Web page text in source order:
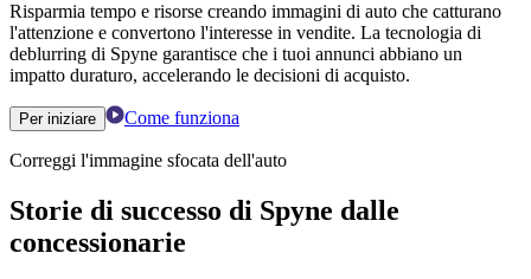
Risparmia tempo e risorse creando immagini di auto che catturano
l'attenzione e convertono l'interesse in vendite. La tecnologia di
deblurring di Spyne garantisce che i tuoi annunci abbiano un
impatto duraturo, accelerando le decisioni di acquisto.
Per iniziare Come funziona
Correggi l'immagine sfocata dell'auto
Storie di successo di Spyne dalle
concessionarie